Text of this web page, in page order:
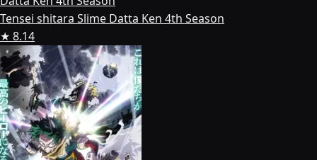
Tensei shitara Slime Datta Ken 4th Season
★ 8.14